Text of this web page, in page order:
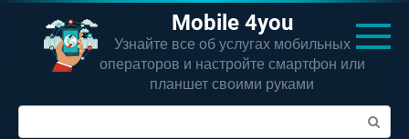
Перейти
контенту
Mobile 4you
Узнайте все об услугах мобильных
операторов и настройте смартфон или
планшет своими руками
Поиск: